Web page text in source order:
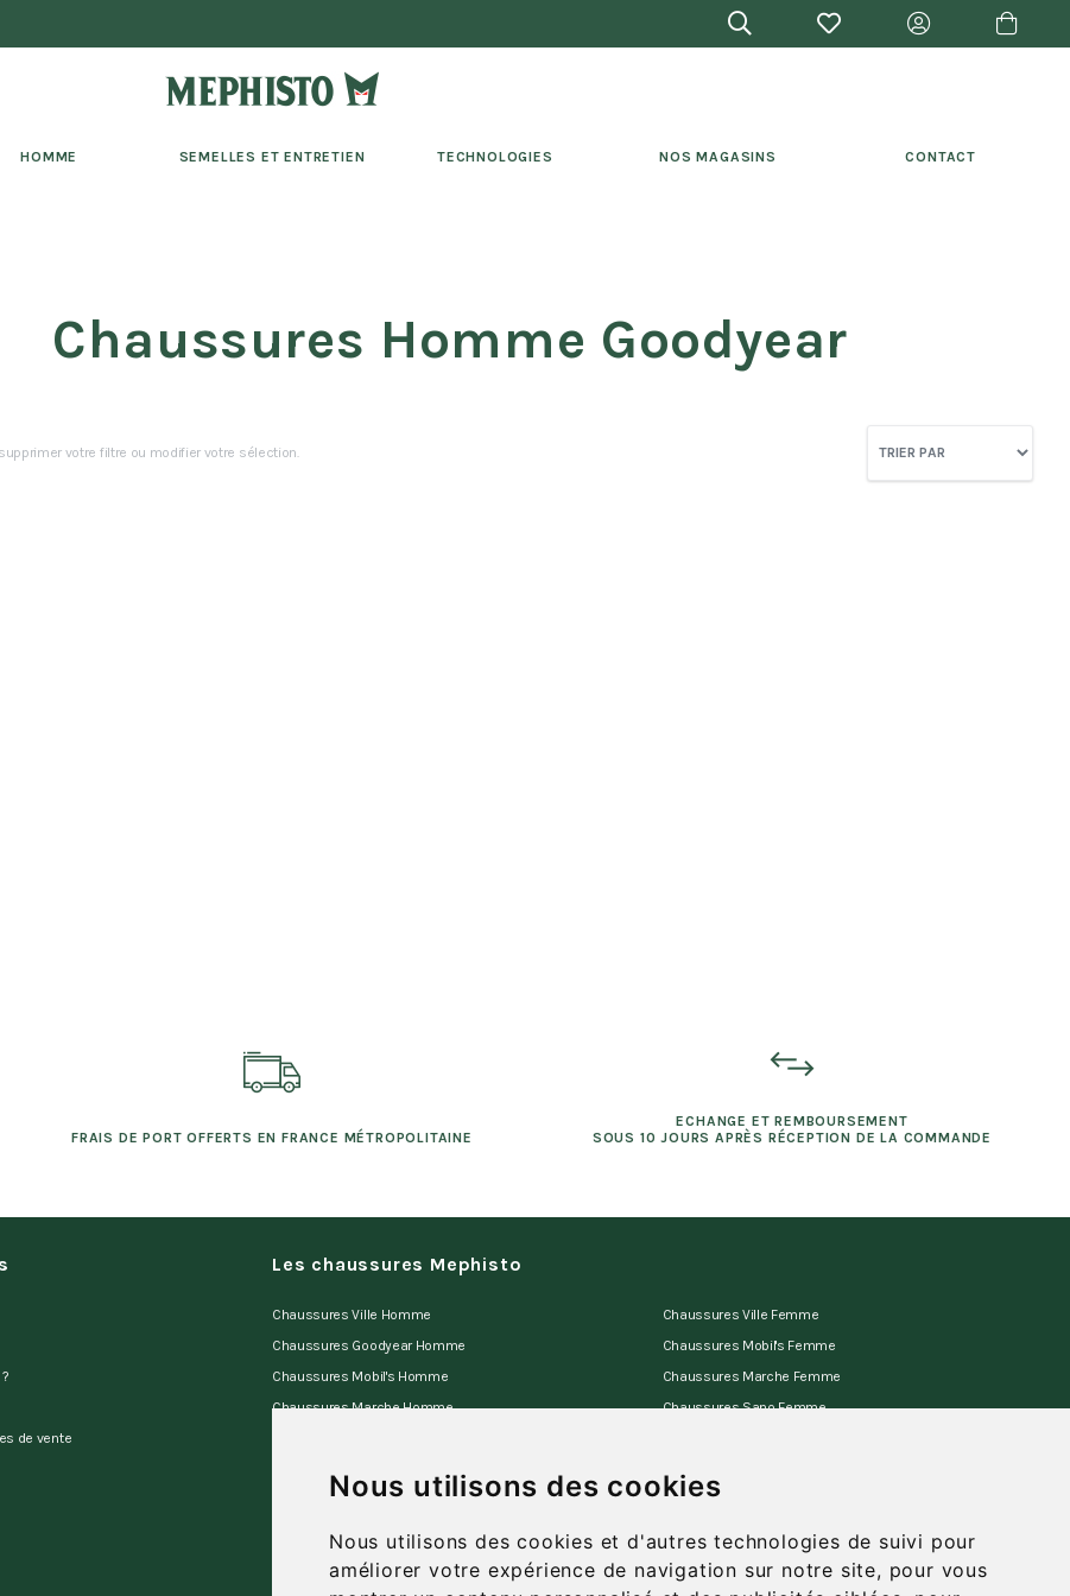
Nous utilisons des cookies
Nous utilisons des cookies et d'autres technologies de suivi pour
améliorer votre expérience de navigation sur notre site, pour vous
HOMME SEMELLES ET ENTRETIEN TECHNOLOGIES NOS MAGASINS CONTACT
Chaussures Homme Goodyear
votre filtre ou modifier votre sélection.
FRAIS DE PORT OFFERTS EN FRANCE MÉTROPOLITAINE
ECHANGE ET REMBOURSEMENT
SOUS 10 JOURS APRÈS RÉCEPTION DE LA COMMANDE
de vente
Les chaussures Mephisto
Chaussures Ville Homme
Chaussures Goodyear Homme
Chaussures Mobil's Homme
Chaussures Marche Homme
Sandales Homme
Mules d'appartement Homme
Chaussures Ville Femme
Chaussures Mobil's Femme
Chaussures Marche Femme
Chaussures Sano Femme
Mules d'appartement Femme